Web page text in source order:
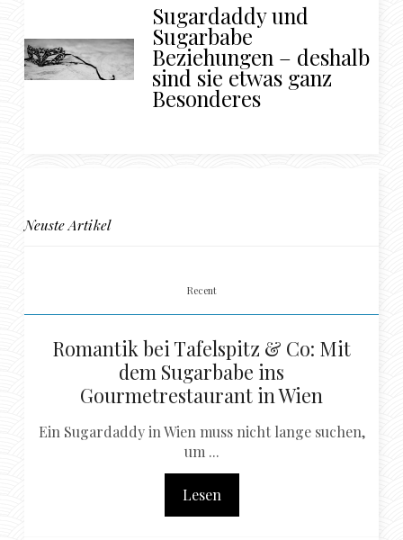
Sugardaddy und
Sugarbabe
Beziehungen – deshalb
sind sie etwas ganz
Besonderes
Neuste Artikel
Recent
Romantik bei Tafelspitz & Co: Mit
dem Sugarbabe ins
Gourmetrestaurant in Wien
Ein Sugardaddy in Wien muss nicht lange suchen,
um ...
Lesen